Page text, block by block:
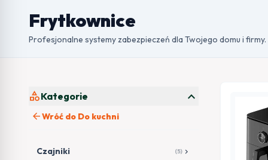
Frytkownice
Profesjonalne systemy zabezpieczeń dla Twojego domu i firmy.
categoryKategorie expand_more
arrow_backWróć do Do kuchni
Czajniki (5) chevron_right